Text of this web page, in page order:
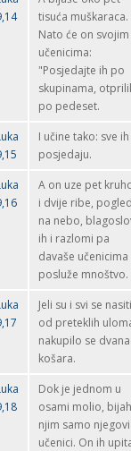
tisuća muškaraca.
Nato će on svojim
učenicima:
"Posjedajte ih po
skupinama,
po pedeset.
I učine tako: sve ih
posjedaju.
A on uze pet
i dvije ribe,
na nebo,
ih i razlomi pa
davaše
posluže mnoštvo.
Jeli su i svi se
od preteklih
nakupilo se
košara.
Dok je jednom u
osami molio,
njim samo njegovi
učenici. On ih